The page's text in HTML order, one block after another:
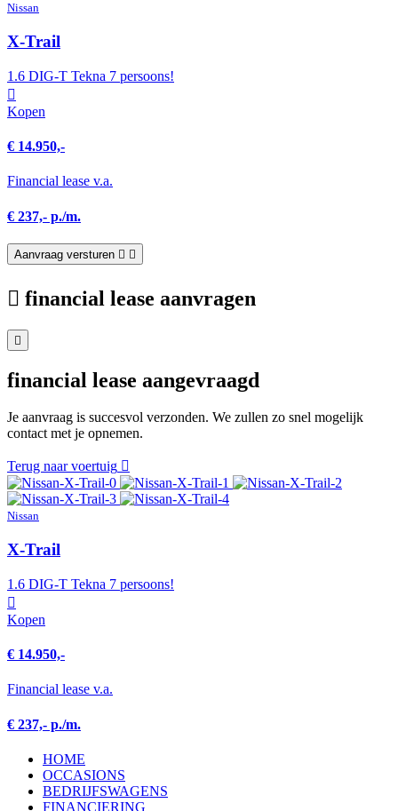
Nissan
X-Trail
1.6 DIG-T Tekna 7 persoons!
Kopen
€ 14.950,-
Financial lease v.a.
€ 237,- p./m.
Aanvraag versturen
financial lease aanvragen
financial lease aangevraagd
Je aanvraag is succesvol verzonden. We zullen zo snel mogelijk
contact met je opnemen.
Terug naar voertuig
Nissan
X-Trail
1.6 DIG-T Tekna 7 persoons!
Kopen
€ 14.950,-
Financial lease v.a.
€ 237,- p./m.
HOME
OCCASIONS
BEDRIJFSWAGENS
FINANCIERING